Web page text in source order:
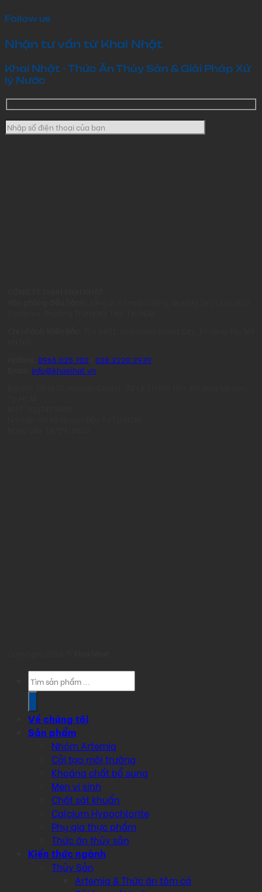
Follow us
Nhận tư vấn từ Khai Nhật
Khai Nhật - Thức Ăn Thủy Sản & Giải Pháp Xử
lý Nước
0965.025.702
028.2220.2939
info@khainhat.vn
Products
search
Về chúng tôi
Sản phẩm
Nhóm Artemia
Cải tạo môi trường
Khoáng chất bổ sung
Men vi sinh
Chất sát khuẩn
Calcium Hypochlorite
Phụ gia thực phẩm
Thức ăn thủy sản
Kiến thức ngành
Thủy Sản
Artemia & Thức ăn tôm cá